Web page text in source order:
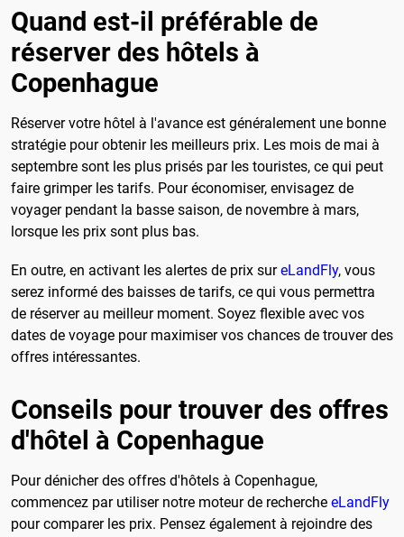
Quand est-il préférable de
réserver des hôtels à
Copenhague
Réserver votre hôtel à l'avance est généralement une bonne
stratégie pour obtenir les meilleurs prix. Les mois de mai à
septembre sont les plus prisés par les touristes, ce qui peut
faire grimper les tarifs. Pour économiser, envisagez de
voyager pendant la basse saison, de novembre à mars,
lorsque les prix sont plus bas.
En outre, en activant les alertes de prix sureLandFly, vous
serez informé des baisses de tarifs, ce qui vous permettra
de réserver au meilleur moment. Soyez flexible avec vos
dates de voyage pour maximiser vos chances de trouver des
offres intéressantes.
Conseils pour trouver des offres
d'hôtel à Copenhague
Pour dénicher des offres d'hôtels à Copenhague,
commencez par utiliser notre moteur de recherche eLandFly
pour comparer les prix. Pensez également à rejoindre des